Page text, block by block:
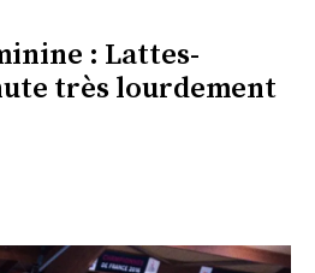
: Lattes-
très lourdement